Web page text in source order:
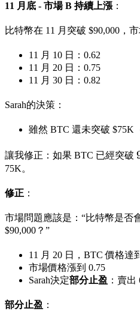
11 月底 - 市場 B 持續上漲 ：
比特幣在 11 月突破 $90,000，
11 月 10 日：0.62
11 月 20 日：0.75
11 月 30 日：0.82
Sarah的決策：
雖然 BTC 還未突破 $75K
讓我修正：如果 BTC 已經突破
75K。
修正 ：
市場問題應該是：“比特幣是否
$90,000？”
11 月 20 日，BTC 價格達
市場價格漲到 0.75
Sarah決定部分止盈 ：賣出
部分止盈 ：